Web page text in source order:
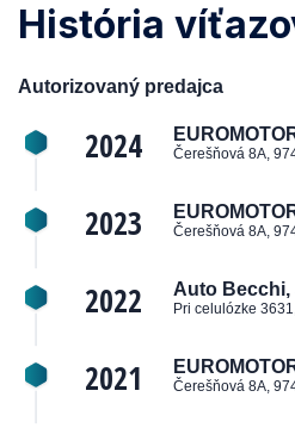
História
Autorizovaný predajca
2024 Čerešňová 8A,
2023 Čerešňová 8A,
2022 Auto Becchi,
Pri celulózke
2021 Čerešňová 8A,